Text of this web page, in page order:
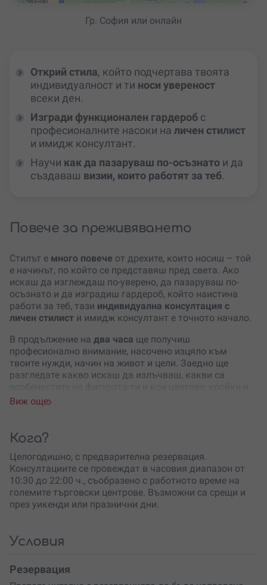
Гр. София или онлайн
Открий стила, който подчертава твоята
индивидуалност и ти носи увереност
всеки ден.
Изгради функционален гардероб с
професионалните насоки на личен стилист
и имидж консултант.
Научи как да пазаруваш по-осъзнато и да
създаваш визии, които работят за теб.
Повече за преживяването
Стилът е много повече от дрехите, които носиш – той
е начинът, по който се представяш пред света. Ако
искаш да изглеждаш по-уверено, да пазаруваш по-
осъзнато и да изградиш гардероб, който наистина
работи за теб, тази индивидуална консултация с
личен стилист и имидж консултант е точното начало.
В продължение на два часа ще получиш
професионално внимание, насочено изцяло към
твоите нужди, начин на живот и цели. Заедно ще
разгледате какво искаш да излъчваш, какви са
материи най-добре
в който дрехите лесно се съчетават помежду си и
всяка покупка има своето място. Вместо гардероб,
пълен с дрехи, които рядко обличаш, ще получиш
насоки как да избираш модели, които ще носиш с
удоволствие години наред.
Консултацията не е просто обиколка по магазините
или разговор за модни тенденции. Тя е персонален
откриешсобствен стил
Целта е да се чувстваш комфортно, естествено и
работа, на специално събитие или в ежедневието.
Виж още
Кога?
Целогодишно, с предварителна резервация.
Консултациите се провеждат в часовия диапазон от
10:30 до 22:00 ч., съобразено с работното време на
големите търговски центрове. Възможни са срещи и
през уикенди или празнични дни.
Условия
Резервация